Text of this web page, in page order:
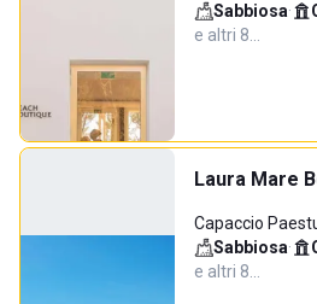
Sabbiosa·
e altri 8…
Laura Mare
Capaccio
Sabbiosa·
e altri 8…